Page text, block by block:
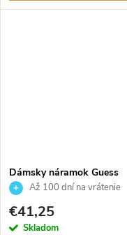
Dámsky náramok Guess
JUBB05027JWYGS
Až 100 dní na vrátenie
tovaru. Autorizovaný predajca.
€41,25
Skladom